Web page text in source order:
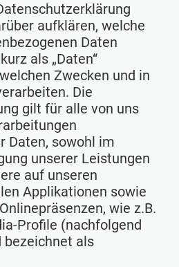
aufklären, welche
Daten
als „Daten“
Zwecken und in
Die
gilt für alle von uns
Daten, sowohl im
unserer Leistungen
auf unseren
Applikationen sowie
wie z.B.
Profile (nachfolgend
als